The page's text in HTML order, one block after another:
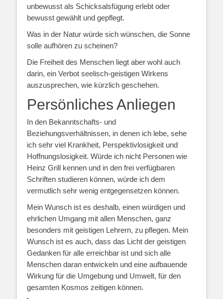
unbewusst als Schicksalsfügung erlebt oder
bewusst gewählt und gepflegt.
Was in der Natur würde sich wünschen, die Sonne
solle aufhören zu scheinen?
Die Freiheit des Menschen liegt aber wohl auch
darin, ein Verbot seelisch-geistigen Wirkens
auszusprechen, wie kürzlich geschehen.
Persönliches Anliegen
In den Bekanntschafts- und
Beziehungsverhältnissen, in denen ich lebe, sehe
ich sehr viel Krankheit, Perspektivlosigkeit und
Hoffnungslosigkeit. Würde ich nicht Personen wie
Heinz Grill kennen und in den frei verfügbaren
Schriften studieren können, würde ich dem
vermutlich sehr wenig entgegensetzen können.
Mein Wunsch ist es deshalb, einen würdigen und
ehrlichen Umgang mit allen Menschen, ganz
besonders mit geistigen Lehrern, zu pflegen. Mein
Wunsch ist es auch, dass das Licht der geistigen
Gedanken für alle erreichbar ist und sich alle
Menschen daran entwickeln und eine aufbauende
Wirkung für die Umgebung und Umwelt, für den
gesamten Kosmos zeitigen können.